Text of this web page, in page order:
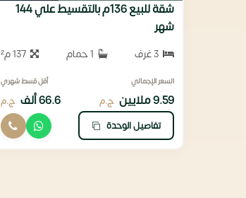
شقة للبيع 136م بالتقسيط علي 144
شهر
137 م²
السعر الإجمالي
9.59 ملايين ج.م
أقل قسط شهري
66.6 ألف ج.م
تفاصيل الوحدة